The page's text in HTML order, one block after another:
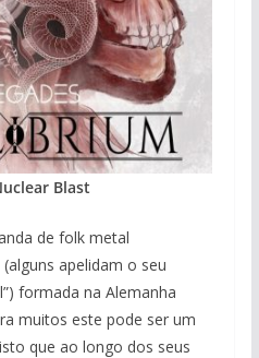
Blast
de folk metal
apelidam o seu
formada na Alemanha
muitos este pode ser um
que ao longo dos seus